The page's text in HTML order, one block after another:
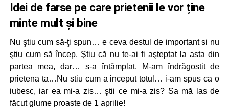
Idei de farse pe care prietenii le vor ține
minte mult și bine
Nu ştiu cum să-ţi spun… e ceva destul de important si nu
ştiu cum să încep. Ştiu că nu te-ai fi aşteptat la asta din
partea mea, dar… s-a întâmplat. M-am îndrăgostit de
prietena ta…Nu stiu cum a inceput totul… i-am spus ca o
iubesc, iar ea mi-a zis… ştii ce mi-a zis? Sa mă las de
făcut glume proaste de 1 aprilie!